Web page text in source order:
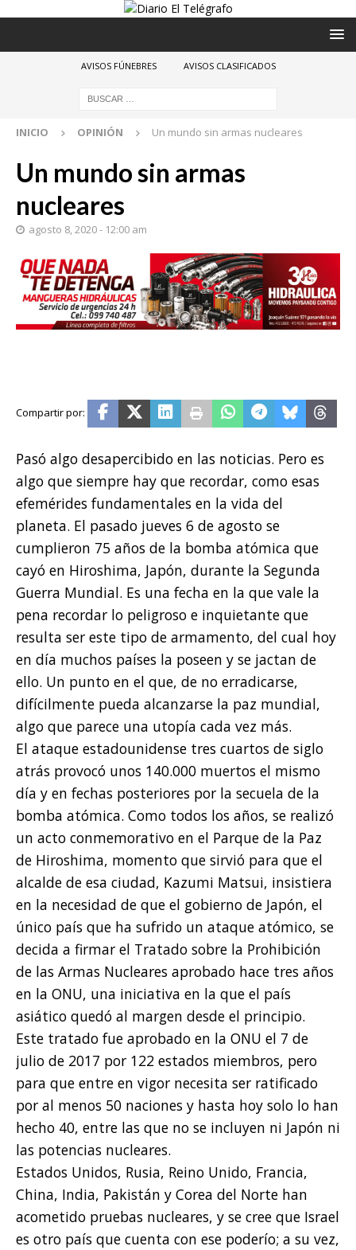
AVISOS FÚNEBRES AVISOS CLASIFICADOS
INICIO OPINIÓN Un mundo sin armas nucleares
Un mundo sin armas
nucleares
agosto 8, 2020 - 12:00 am
Pasó algo desapercibido en las noticias. Pero es
algo que siempre hay que recordar, como esas
efemérides fundamentales en la vida del
planeta. El pasado jueves 6 de agosto se
cumplieron 75 años de la bomba atómica que
cayó en Hiroshima, Japón, durante la Segunda
Guerra Mundial. Es una fecha en la que vale la
pena recordar lo peligroso e inquietante que
resulta ser este tipo de armamento, del cual hoy
en día muchos países la poseen y se jactan de
ello. Un punto en el que, de no erradicarse,
difícilmente pueda alcanzarse la paz mundial,
algo que parece una utopía cada vez más.
El ataque estadounidense tres cuartos de siglo
atrás provocó unos 140.000 muertos el mismo
día y en fechas posteriores por la secuela de la
bomba atómica. Como todos los años, se realizó
un acto conmemorativo en el Parque de la Paz
de Hiroshima, momento que sirvió para que el
alcalde de esa ciudad, Kazumi Matsui, insistiera
en la necesidad de que el gobierno de Japón, el
único país que ha sufrido un ataque atómico, se
decida a firmar el Tratado sobre la Prohibición
de las Armas Nucleares aprobado hace tres años
en la ONU, una iniciativa en la que el país
asiático quedó al margen desde el principio.
Este tratado fue aprobado en la ONU el 7 de
julio de 2017 por 122 estados miembros, pero
para que entre en vigor necesita ser ratificado
por al menos 50 naciones y hasta hoy solo lo han
hecho 40, entre las que no se incluyen ni Japón ni
las potencias nucleares.
Estados Unidos, Rusia, Reino Unido, Francia,
China, India, Pakistán y Corea del Norte han
acometido pruebas nucleares, y se cree que Israel
es otro país que cuenta con ese poderío; a su vez,